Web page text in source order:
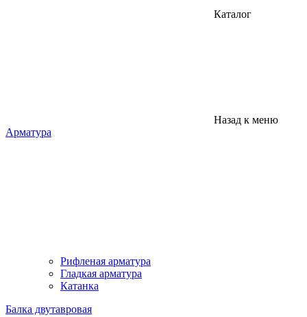
Каталог
Назад к меню
Арматура
Рифленая арматура
Гладкая арматура
Катанка
Балка двутавровая